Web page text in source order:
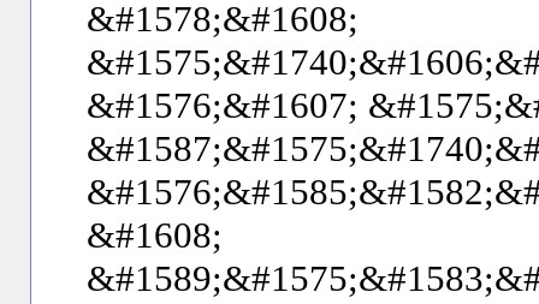
&#1578;&#1608;
&#1576;&#1607;
&#1608;